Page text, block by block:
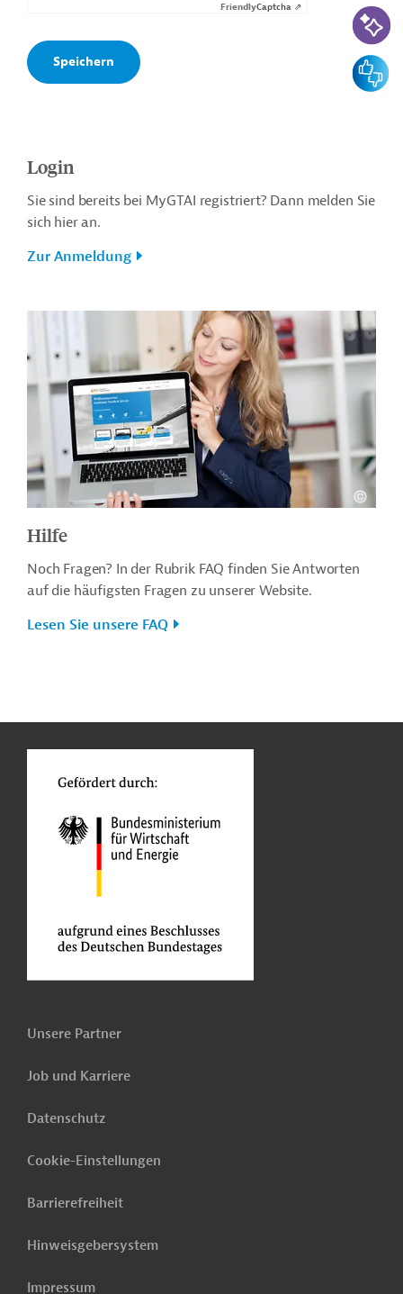
FriendlyCaptcha ⇗
Login
Sie sind bereits bei MyGTAI registriert? Dann melden Sie
sich hier an.
Zur Anmeldung
Hilfe
Noch Fragen? In der Rubrik FAQ finden Sie Antworten
auf die häufigsten Fragen zu unserer Website.
Lesen Sie unsere FAQ
Unsere Partner
Job und Karriere
Datenschutz
Cookie-Einstellungen
Barrierefreiheit
Hinweisgebersystem
Impressum
KI-